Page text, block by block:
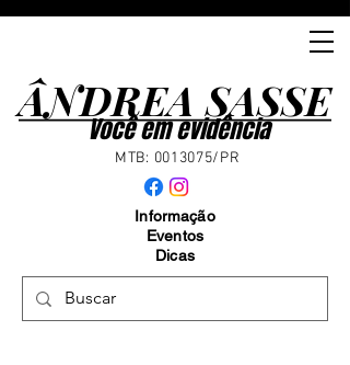
ÂNDREA SASSE
ÂNDREA SASSE
Você em evidência
MTB: 0013075/PR
Informação
Eventos
Dicas